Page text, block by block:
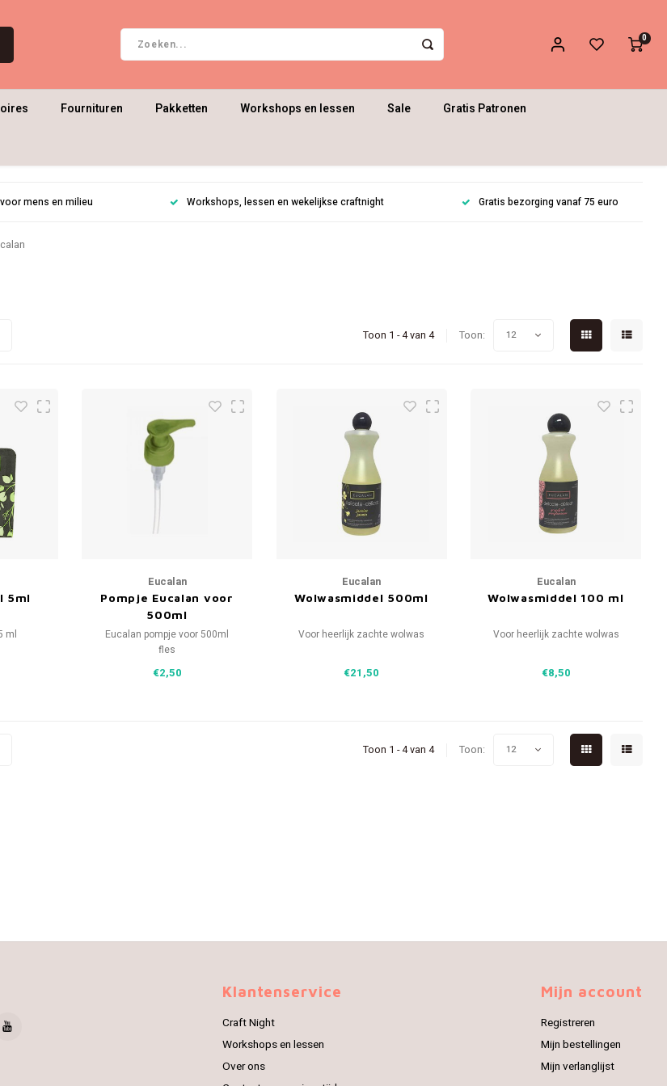
0
Fournituren Pakketten Workshops en lessen Sale Gratis Patronen
mens en milieu Workshops, lessen en wekelijkse craftnight Gratis bezorging vanaf 75 euro
Toon 1 - 4 van 4 Toon: 12
5ml
ml
Eucalan
Pompje Eucalan voor
500ml
Eucalan pompje voor 500ml
fles
€2,50
Eucalan
Wolwasmiddel 500ml
Voor heerlijk zachte wolwas
€21,50
Eucalan
Wolwasmiddel 100 ml
Voor heerlijk zachte wolwas
€8,50
Toon 1 - 4 van 4 Toon: 12
Klantenservice
Craft Night
Workshops en lessen
Over ons
Mijn account
Registreren
Mijn bestellingen
Mijn verlanglijst